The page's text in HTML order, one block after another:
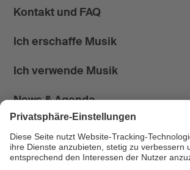
Kontakt und FAQ
Ich erschaffe Musik
Ich verwende Musik
News & Agenda